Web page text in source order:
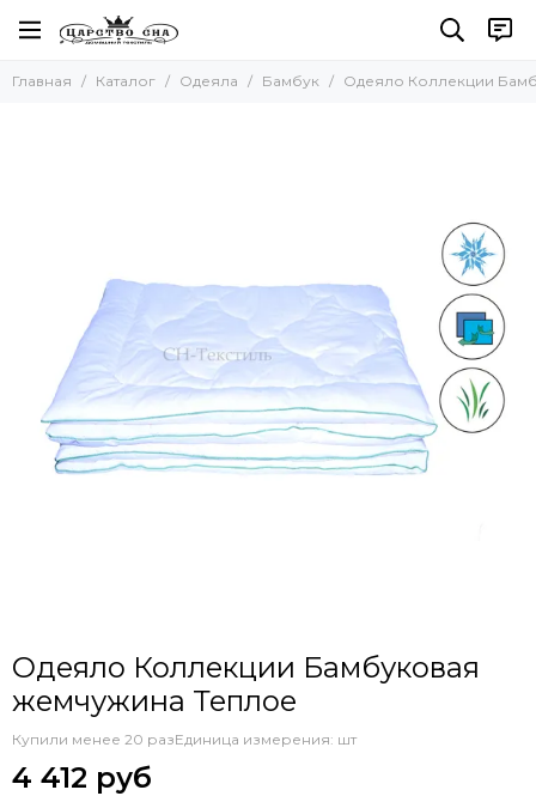
Одеяла
Одеяла Овечья шерсть
Одеяла с верблюжьей шерстью
Одеяла Льняное волокно
Одеяла Хлопковое волокно
Одеяла Шерсть Яка
Одеяла Шерсть Альпака
Одеяла Молочное волокно
Главная Каталог Одеяла Бамбук Одеяло Коллекции
Одеяло Коллекции Бамбуковая
жемчужина Теплое
Купили менее 20 разЕдиница измерения: шт
4 412 руб